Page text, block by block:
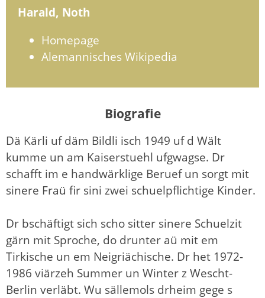
Harald, Noth
Homepage
Alemannisches Wikipedia
Biografie
Dä Kärli uf däm Bildli isch 1949 uf d Wält
kumme un am Kaiserstuehl ufgwagse. Dr
schafft im e handwärklige Beruef un sorgt mit
sinere Fraü fir sini zwei schuelpflichtige Kinder.
Dr bschäftigt sich scho sitter sinere Schuelzit
gärn mit Sproche, do drunter aü mit em
Tirkische un em Neigriächische. Dr het 1972-
1986 viärzeh Summer un Winter z Wescht-
Berlin verläbt. Wu sällemols drheim gege s